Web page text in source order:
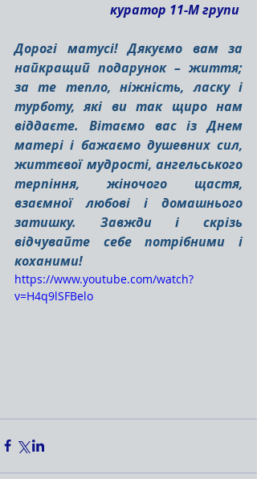
куратор 11-М групи
Дорогі матусі! Дякуємо вам за
найкращий подарунок – життя;
за те тепло, ніжність, ласку і
турботу, які ви так щиро нам
віддаєте. Вітаємо вас із Днем
матері і бажаємо душевних сил,
життєвої мудрості, ангельського
терпіння, жіночого щастя,
взаємної любові і домашнього
затишку. Завжди і скрізь
відчувайте себе потрібними і
коханими!
https://www.youtube.com/watch?
v=H4q9lSFBelo